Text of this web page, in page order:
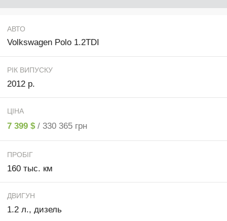
АВТО
Volkswagen Polo 1.2TDI
РІК ВИПУСКУ
2012 р.
ЦІНА
7 399 $ / 330 365 грн
ПРОБІГ
160 тыс. км
ДВИГУН
1.2 л., дизель